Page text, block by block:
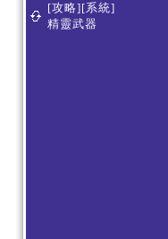
[攻略][系統]
精靈武器